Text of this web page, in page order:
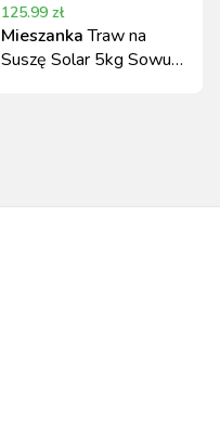
125.99 zł
Mieszanka Traw na
Suszę Solar 5kg Sowul